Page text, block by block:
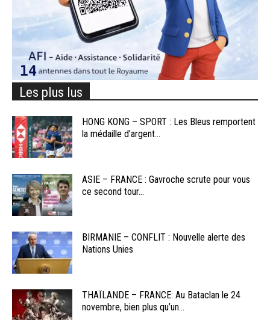
Les plus lus
HONG KONG – SPORT : Les Bleus remportent
la médaille d’argent...
ASIE – FRANCE : Gavroche scrute pour vous
ce second tour...
BIRMANIE – CONFLIT : Nouvelle alerte des
Nations Unies
THAÏLANDE – FRANCE: Au Bataclan le 24
novembre, bien plus qu’un...